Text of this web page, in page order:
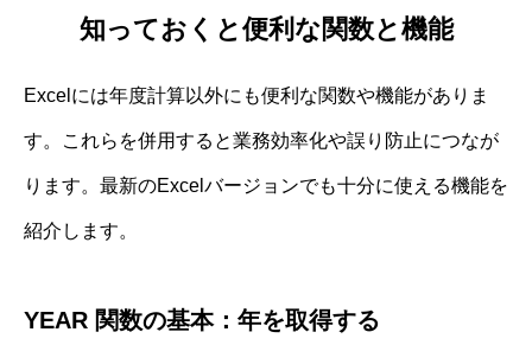
知っておくと便利な関数と機能
Excelには年度計算以外にも便利な関数や機能がありま
す。これらを併用すると業務効率化や誤り防止につなが
ります。最新のExcelバージョンでも十分に使える機能を
紹介します。
YEAR 関数の基本：年を取得する